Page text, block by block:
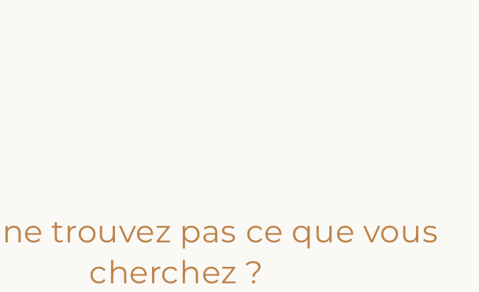
trouvez pas ce que vous
cherchez ?